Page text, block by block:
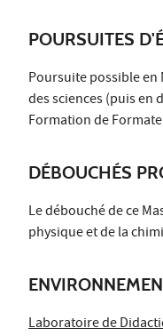
POURSUITES
Poursuite possible en
des sciences (puis en
Formation de
DÉBOUCHÉS
Le débouché de ce
physique et de la
Laboratoire de